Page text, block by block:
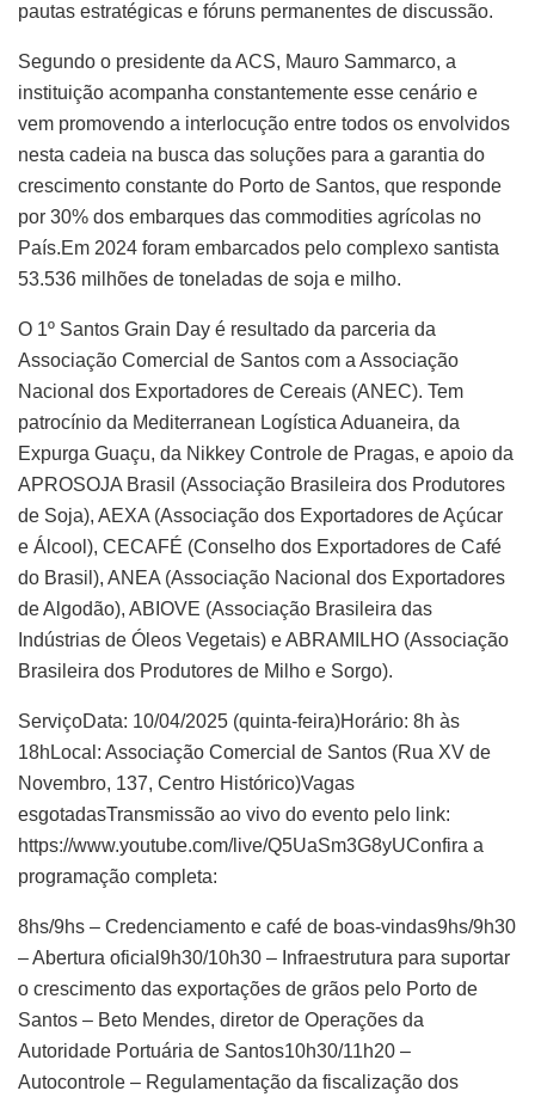
pautas estratégicas e fóruns permanentes de discussão.
Segundo o presidente da ACS, Mauro Sammarco, a
instituição acompanha constantemente esse cenário e
vem promovendo a interlocução entre todos os envolvidos
nesta cadeia na busca das soluções para a garantia do
crescimento constante do Porto de Santos, que responde
por 30% dos embarques das commodities agrícolas no
País.Em 2024 foram embarcados pelo complexo santista
53.536 milhões de toneladas de soja e milho.
O 1º Santos Grain Day é resultado da parceria da
Associação Comercial de Santos com a Associação
Nacional dos Exportadores de Cereais (ANEC). Tem
patrocínio da Mediterranean Logística Aduaneira, da
Expurga Guaçu, da Nikkey Controle de Pragas, e apoio da
APROSOJA Brasil (Associação Brasileira dos Produtores
de Soja), AEXA (Associação dos Exportadores de Açúcar
e Álcool), CECAFÉ (Conselho dos Exportadores de Café
do Brasil), ANEA (Associação Nacional dos Exportadores
de Algodão), ABIOVE (Associação Brasileira das
Indústrias de Óleos Vegetais) e ABRAMILHO (Associação
Brasileira dos Produtores de Milho e Sorgo).
ServiçoData: 10/04/2025 (quinta-feira)Horário: 8h às
18hLocal: Associação Comercial de Santos (Rua XV de
Novembro, 137, Centro Histórico)Vagas
esgotadasTransmissão ao vivo do evento pelo link:
https://www.youtube.com/live/Q5UaSm3G8yUConfira a
programação completa:
8hs/9hs – Credenciamento e café de boas-vindas9hs/9h30
– Abertura oficial9h30/10h30 – Infraestrutura para suportar
o crescimento das exportações de grãos pelo Porto de
Santos – Beto Mendes, diretor de Operações da
Autoridade Portuária de Santos10h30/11h20 –
Autocontrole – Regulamentação da fiscalização dos